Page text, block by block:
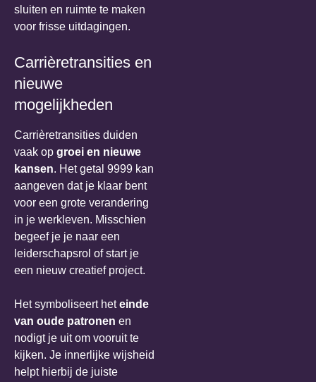
sluiten en ruimte te maken
voor frisse uitdagingen.
Carrièretransities en
nieuwe
mogelijkheden
Carrièretransities duiden
vaak op groei en nieuwe
kansen. Het getal 9999 kan
aangeven dat je klaar bent
voor een grote verandering
in je werkleven. Misschien
begeef je je naar een
leiderschapsrol of start je
een nieuw creatief project.
Het symboliseert heteinde
van oude patronen en
nodigt je uit om vooruit te
kijken. Je innerlijke wijsheid
helpt hierbij de juiste